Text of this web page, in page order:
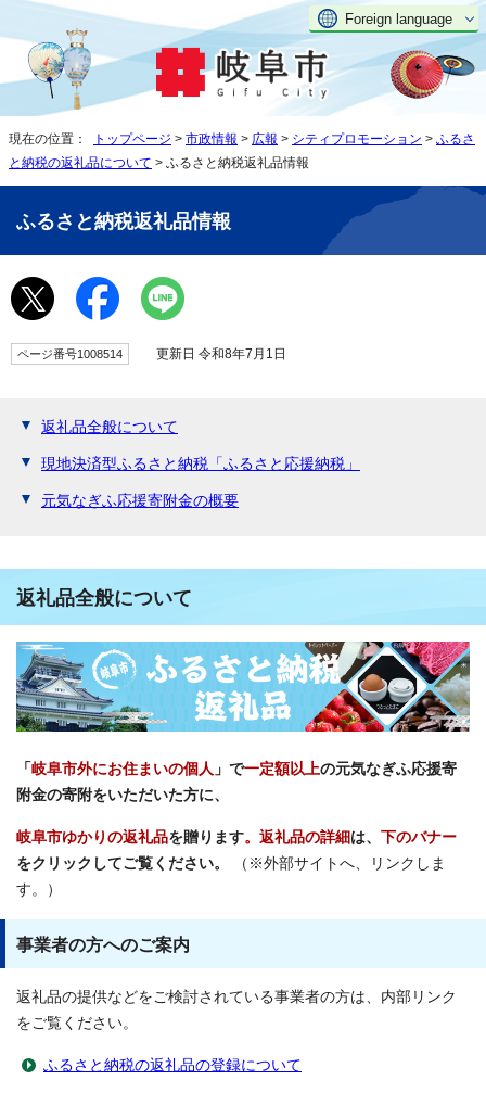
Foreign language
現在の位置： トップページ > 市政情報 > 広報 > シティプロモーション > ふるさ
と納税の返礼品について > ふるさと納税返礼品情報
ふるさと納税返礼品情報
ページ番号1008514 更新日 令和8年7月1日
返礼品全般について
現地決済型ふるさと納税「ふるさと応援納税」
元気なぎふ応援寄附金の概要
返礼品全般について
「 岐阜市外にお住まいの個人 」で一定額以上の元気なぎふ応援寄
附金の寄附をいただいた方に、
岐阜市ゆかりの返礼品を贈ります。返礼品の詳細 は、 下のバナー
をクリックしてご覧ください。
（※外部サイトへ、リンクしま
す。）
事業者の方へのご案内
返礼品の提供などをご検討されている事業者の方は、内部リンク
をご覧ください。
ふるさと納税の返礼品の登録について